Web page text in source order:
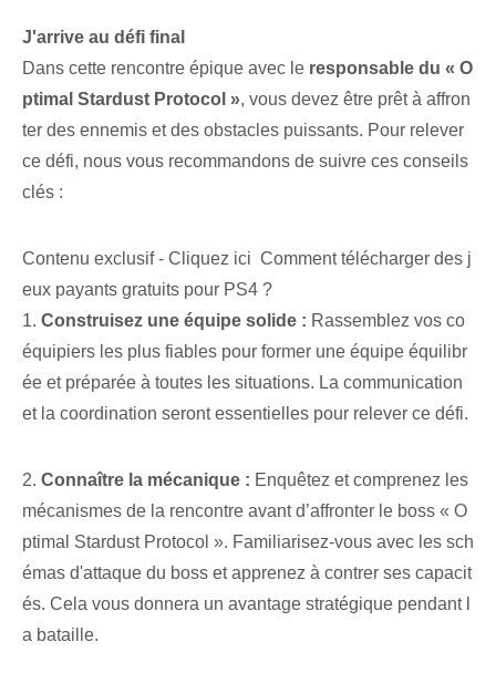
J'arrive au défi final
Dans cette rencontre épique avec le responsable⁢ du « O
ptimal ⁢Stardust Protocol », vous devez être prêt à affron
ter des ennemis et des obstacles puissants. Pour relever
ce défi, nous vous recommandons de suivre ces conseils
clés⁢ :
Contenu exclusif - Cliquez ici Comment télécharger des j
eux payants gratuits pour PS4 ?
1. Construisez une équipe solide : Rassemblez vos co
équipiers les plus fiables pour former une équipe équilibr
ée et préparée à toutes les situations. La communication
et la coordination seront essentielles pour relever ce défi.
2. Connaître la mécanique : Enquêtez et comprenez les
mécanismes de la rencontre avant d’affronter le boss « O
ptimal Stardust Protocol ». Familiarisez-vous avec les sch
émas d'attaque du boss et apprenez à contrer ses capacit
és. Cela vous donnera un avantage stratégique pendant l
a bataille.